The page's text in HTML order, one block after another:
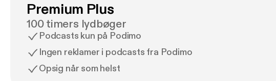
Premium Plus
100 timers lydbøger
Podcasts kun på Podimo
Ingen reklamer i podcasts fra Podimo
Opsig når som helst